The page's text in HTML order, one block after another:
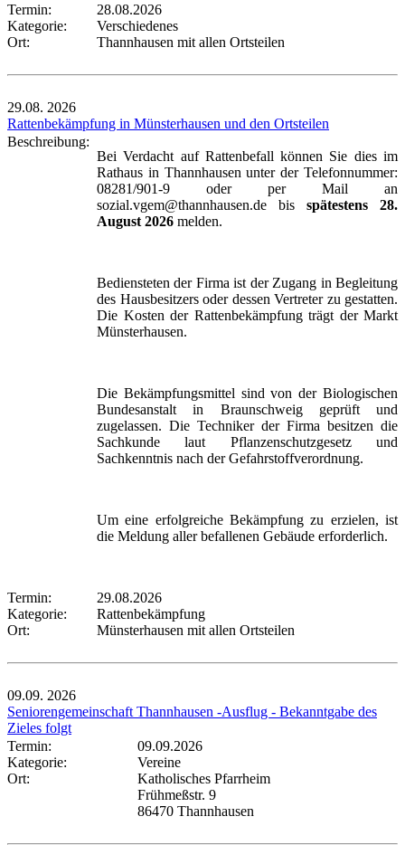
Termin:
28.08.2026
Kategorie:
Verschiedenes
Ort:
Thannhausen mit allen Ortsteilen
29.08. 2026
Rattenbekämpfung in Münsterhausen und den Ortsteilen
Beschreibung:
Bei Verdacht auf Rattenbefall können Sie dies im
Rathaus in Thannhausen unter der Telefonnummer:
08281/901-9 oder per Mail an
sozial.vgem@thannhausen.de bis spätestens 28.
August 2026 melden.
Bediensteten der Firma ist der Zugang in Begleitung
des Hausbesitzers oder dessen Vertreter zu gestatten.
Die Kosten der Rattenbekämpfung trägt der Markt
Münsterhausen.
Die Bekämpfungsmittel sind von der Biologischen
Bundesanstalt in Braunschweig geprüft und
zugelassen. Die Techniker der Firma besitzen die
Sachkunde laut Pflanzenschutzgesetz und
Sachkenntnis nach der Gefahrstoffverordnung.
Um eine erfolgreiche Bekämpfung zu erzielen, ist
die Meldung aller befallenen Gebäude erforderlich.
Termin:
29.08.2026
Kategorie:
Rattenbekämpfung
Ort:
Münsterhausen mit allen Ortsteilen
09.09. 2026
Seniorengemeinschaft Thannhausen -Ausflug - Bekanntgabe des
Zieles folgt
Termin:
09.09.2026
Kategorie:
Vereine
Ort:
Katholisches Pfarrheim
Frühmeßstr. 9
86470 Thannhausen